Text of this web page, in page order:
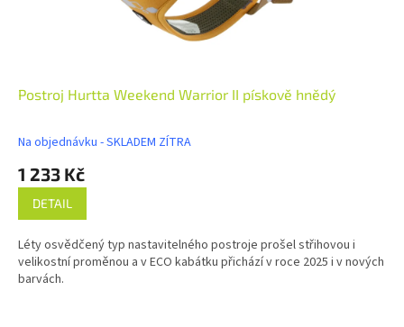
Postroj Hurtta Weekend Warrior II pískově hnědý
Na objednávku - SKLADEM ZÍTRA
1 233 Kč
DETAIL
Léty osvědčený typ nastavitelného postroje prošel střihovou i
velikostní proměnou a v ECO kabátku přichází v roce 2025 i v nových
barvách.